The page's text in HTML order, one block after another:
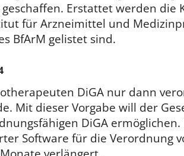
Erstattet werden die
für Arzneimittel und
BfArM gelistet sind.
DiGA nur dann
Mit dieser Vorgabe will der
DiGA ermöglichen.
Software für die Verordnung